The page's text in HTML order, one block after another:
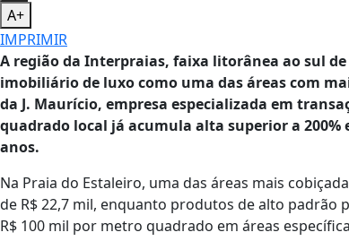
A+
IMPRIMIR
A região da Interpraias, faixa litorânea ao sul
imobiliário de luxo como uma das áreas com
da J. Maurício, empresa especializada em
quadrado local já acumula alta superior a 200%
anos.
Na Praia do Estaleiro, uma das áreas mais
de R$ 22,7 mil, enquanto produtos de alto
R$ 100 mil por metro quadrado em áreas